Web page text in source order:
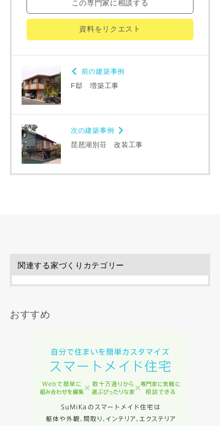
この専門家に相談する
資料をリクエスト
前の建築事例
F邸 増築工事
次の建築事例
琵琶湖別荘 改装工事
関連する家づくりカテゴリー
おすすめ
建築予定地
希望の予算
万円〜
当社は，当社のプライバシーポリシー
に則って，いただい
た情報を利用します。
た専門家へ提供すること、または当社サービスのご案内のた
当社は、本サービス又は利用契約に関し，お客様に発生した
損害について、債務不履行責任、不法行為責任、その他の法
専門家の都合により、資料の送付が遅くなったり、送付でき
ない場合があります。あらかじめご了承ください。